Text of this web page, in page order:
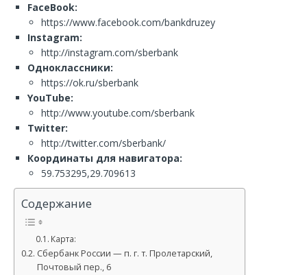
FaceBook:
https://www.facebook.com/bankdruzey
Instagram:
http://instagram.com/sberbank
Одноклассники:
https://ok.ru/sberbank
YouTube:
http://www.youtube.com/sberbank
Twitter:
http://twitter.com/sberbank/
Координаты для навигатора:
59.753295,29.709613
Содержание
Карта:
Сбербанк России — п. г. т. Пролетарский,
Почтовый пер., 6